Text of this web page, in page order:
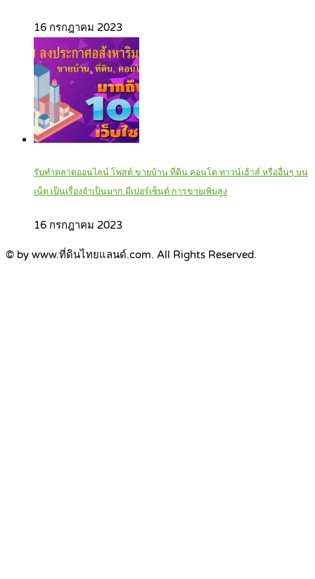
16 กรกฎาคม 2023
รับทำตลาดออนไลน์ โพสต์ ขายบ้าน ที่ดิน คอนโด ทาวน์เฮ้าส์ หรืออื่นๆ บน
เน็ต เป็นเรื่องจำเป็นมาก มีเปอร์เซ็นต์ การขายเพิ่มสูง
16 กรกฎาคม 2023
© by www.ที่ดินไทยแลนด์.com. All Rights Reserved.